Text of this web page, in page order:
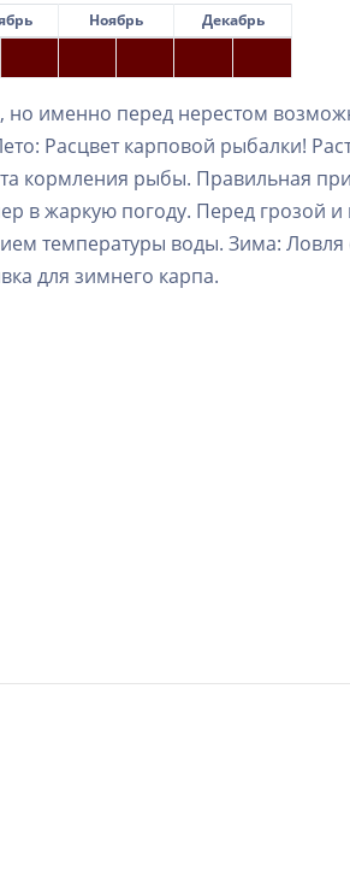
Ноябрь Декабрь
но именно перед нерестом
Расцвет карповой рыбалки!
кормления рыбы. Правильная
в жаркую погоду. Перед грозой
температуры воды. Зима: Ловля
для зимнего карпа.